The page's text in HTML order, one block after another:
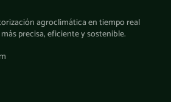
agroclimática en tiempo real
precisa, eficiente y sostenible.